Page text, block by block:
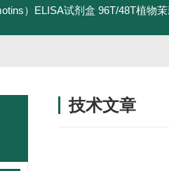
）ELISA试剂盒 96T/48T植物
技术文章